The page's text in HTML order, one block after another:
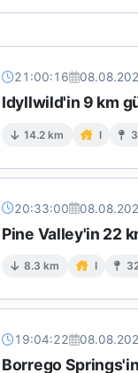
21:00:16
Idyllwild'in 9 km
14.2 km I
20:33:00
Pine Valley'in 22
8.3 km I
19:04:22
Borrego